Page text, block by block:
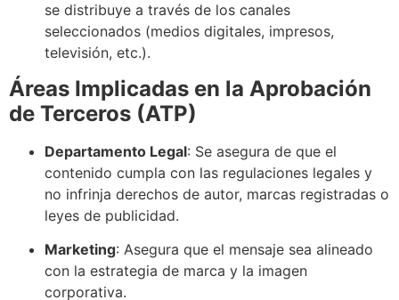
se distribuye a través de los canales
seleccionados (medios digitales, impresos,
televisión, etc.).
Áreas Implicadas en la Aprobación
de Terceros (ATP)
Departamento Legal: Se asegura de que el
contenido cumpla con las regulaciones legales y
no infrinja derechos de autor, marcas registradas o
leyes de publicidad.
Marketing: Asegura que el mensaje sea alineado
con la estrategia de marca y la imagen
corporativa.